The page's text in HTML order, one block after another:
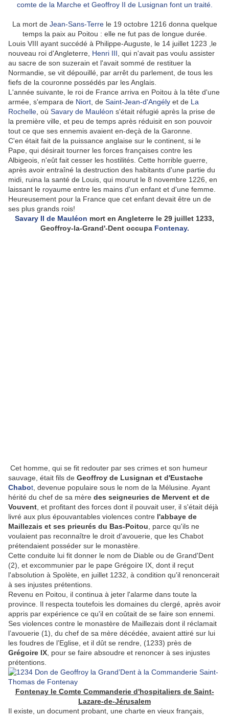
comte de la Marche et Geoffroy II de Lusignan font un traité.
La mort de Jean-Sans-Terrele 19 octobre 1216 donna quelque
temps la paix au Poitou : elle ne fut pas de longue durée.
Louis VIII ayant succédé à Philippe-Auguste, le 14 juillet 1223 ,le
nouveau roi d'Angleterre, Henri III , qui n'avait pas voulu assister
au sacre de son suzerain et l'avait sommé de restituer la
Normandie, se vit dépouillé, par arrêt du parlement, de tous les
fiefs de la couronne possédés par les Anglais.
L'année suivante, le roi de France arriva en Poitou à la tête d'une
armée, s'empara de Niort , de Saint-Jean-d'Angély et de La
Rochelle , où Savary de Mauléon s'était réfugié après la prise de
la première ville, et peu de temps après réduisit en son pouvoir
tout ce que ses ennemis avaient en-deçà de la Garonne.
C'en était fait de la puissance anglaise sur le continent, si le
Pape, qui désirait tourner les forces françaises contre les
Albigeois, n'eût fait cesser les hostilités. Cette horrible guerre,
après avoir entraîné la destruction des habitants d'une partie du
midi, ruina la santé de Louis, qui mourut le 8 novembre 1226, en
laissant le royaume entre les mains d'un enfant et d'une femme.
Heureusement pour la France que cet enfant devait être un de
ses plus grands rois!
Savary II de Mauléon mort en Angleterre le 29 juillet 1233,
Geoffroy-la-Grand'-Dent occupa Fontenay.
Cet homme, qui se fit redouter par ses crimes et son humeur
sauvage, était fils de Geoffroy de Lusignan et d'Eustache
Chabot , devenue populaire sous le nom de la Mélusine. Ayant
hérité du chef de sa mère des seigneuries de Mervent et de
Vouvent , et profitant des forces dont il pouvait user, il s'était déjà
livré aux plus épouvantables violences contre l'abbaye de
Maillezais et ses prieurés du Bas-Poitou , parce qu'ils ne
voulaient pas reconnaître le droit d'avouerie, que les Chabot
prétendaient posséder sur le monastère.
Cette conduite lui fit donner le nom de Diable ou de Grand'Dent
(2), et excommunier par le pape Grégoire IX, dont il reçut
l'absolution à Spolète, en juillet 1232, à condition qu'il renoncerait
à ses injustes prétentions.
Revenu en Poitou, il continua à jeter l'alarme dans toute la
province. Il respecta toutefois les domaines du clergé, après avoir
appris par expérience ce qu'il en coûtait de se faire son ennemi.
Ses violences contre le monastère de Maillezais dont il réclamait
l’avouerie (1), du chef de sa mère décédée, avaient attiré sur lui
les foudres de l’Eglise, et il dût se rendre, (1233) près de
Grégoire IX , pour se faire absoudre et renoncer à ses injustes
prétentions.
Fontenay le Comte Commanderie d'hospitaliers de Saint-
Lazare-de-Jérusalem
Il existe, un document probant, une charte en vieux français,